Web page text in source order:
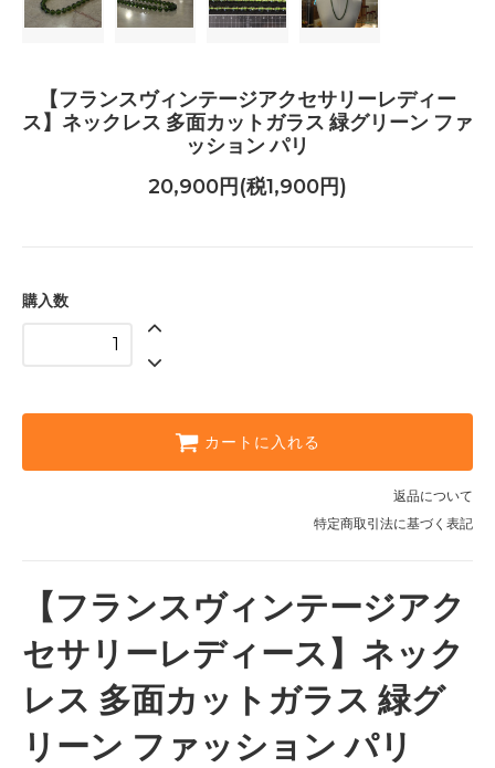
【フランスヴィンテージアクセサリーレディー
ス】ネックレス 多面カットガラス 緑グリーン ファ
ッション パリ
20,900円(税1,900円)
購入数
カートに入れる
返品について
特定商取引法に基づく表記
【フランスヴィンテージアク
セサリーレディース】ネック
レス 多面カットガラス 緑グ
リーン ファッション パリ